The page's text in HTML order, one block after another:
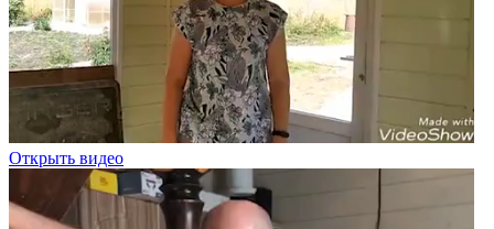
Открыть видео